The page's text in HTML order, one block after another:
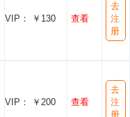
VIP： ￥130 查看
去
注
册
VIP： ￥200 查看
去
注
册